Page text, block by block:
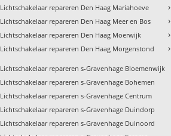
Lichtschakelaar repareren Den Haag Mariahoeve
Lichtschakelaar repareren Den Haag Meer en Bos
Lichtschakelaar repareren Den Haag Moerwijk
Lichtschakelaar repareren Den Haag Morgenstond
›
›
›
›
Lichtschakelaar repareren s-Gravenhage Bloemenwijk
Lichtschakelaar repareren s-Gravenhage Bohemen
Lichtschakelaar repareren s-Gravenhage Centrum
Lichtschakelaar repareren s-Gravenhage Duindorp
Lichtschakelaar repareren s-Gravenhage Duinoord